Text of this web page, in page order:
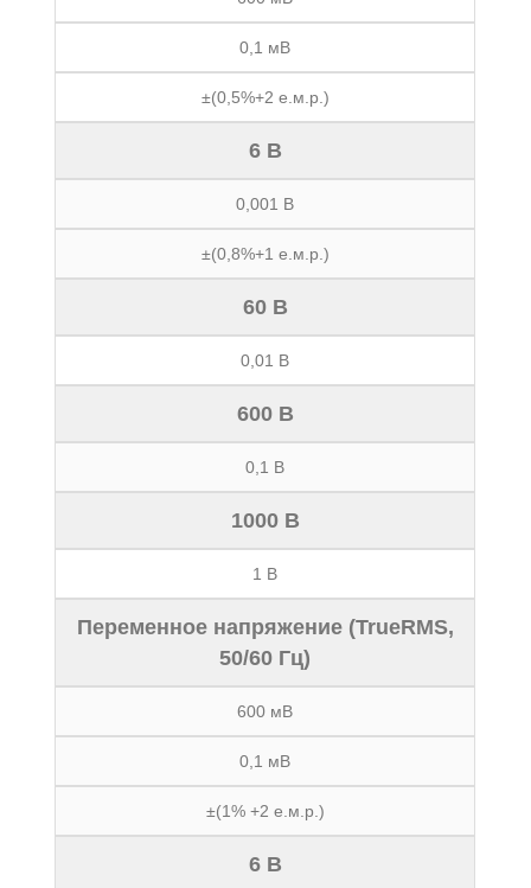
0,1 мВ
±(0,5%+2 е.м.р.)
6 В
0,001 В
±(0,8%+1 е.м.р.)
60 В
0,01 В
600 В
0,1 В
1000 В
1 В
Переменное напряжение (TrueRMS,
50/60 Гц)
600 мВ
0,1 мВ
±(1% +2 е.м.р.)
6 В